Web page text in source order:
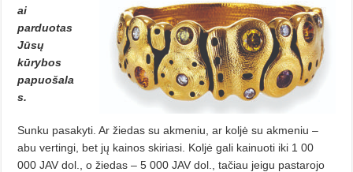
ai
parduotas
Jūsų
kūrybos
papuošala
s.
Sunku pasakyti. Ar žiedas su akmeniu, ar koljė su akmeniu –
abu vertingi, bet jų kainos skiriasi. Koljė gali kainuoti iki 1 00
000 JAV dol., o žiedas – 5 000 JAV dol., tačiau jeigu pastarojo